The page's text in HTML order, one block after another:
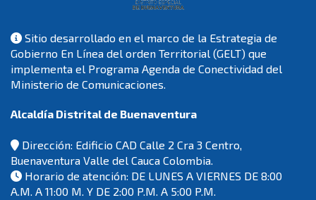
Sitio desarrollado en el marco de la Estrategia de
Gobierno En Línea del orden Territorial (GELT) que
implementa el Programa Agenda de Conectividad del
Ministerio de Comunicaciones.
Alcaldía Distrital de Buenaventura
Dirección: Edificio CAD Calle 2 Cra 3 Centro,
Buenaventura Valle del Cauca Colombia.
Horario de atención: DE LUNES A VIERNES DE 8:00
A.M. A 11:00 M. Y DE 2:00 P.M. A 5:00 P.M.